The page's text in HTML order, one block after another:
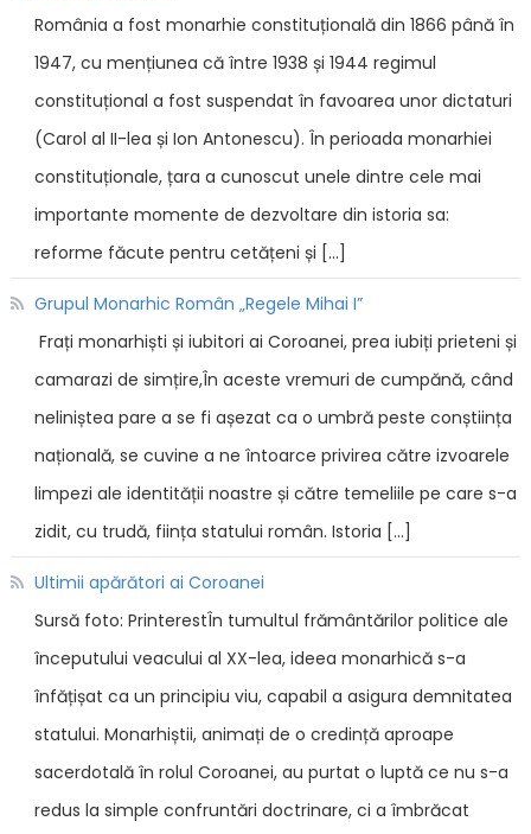
România a fost monarhie constituțională din 1866 până în
1947, cu mențiunea că între 1938 și 1944 regimul
constituțional a fost suspendat în favoarea unor dictaturi
(Carol al II-lea și Ion Antonescu). În perioada monarhiei
constituționale, țara a cunoscut unele dintre cele mai
importante momente de dezvoltare din istoria sa:
reforme făcute pentru cetățeni și […]
Grupul Monarhic Român „Regele Mihai I”
Frați monarhiști și iubitori ai Coroanei, prea iubiți prieteni și
camarazi de simțire,În aceste vremuri de cumpănă, când
neliniștea pare a se fi așezat ca o umbră peste conștiința
națională, se cuvine a ne întoarce privirea către izvoarele
limpezi ale identității noastre și către temeliile pe care s-a
zidit, cu trudă, ființa statului român. Istoria […]
Ultimii apărători ai Coroanei
Sursă foto: PrinterestÎn tumultul frământărilor politice ale
începutului veacului al XX-lea, ideea monarhică s-a
înfățișat ca un principiu viu, capabil a asigura demnitatea
statului. Monarhiștii, animați de o credință aproape
sacerdotală în rolul Coroanei, au purtat o luptă ce nu s-a
redus la simple confruntări doctrinare, ci a îmbrăcat